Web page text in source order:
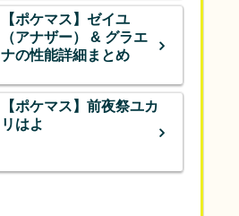
【ポケマス】ゼイユ
（アナザー） & グラエ
ナの性能詳細まとめ
【ポケマス】前夜祭ユカ
リはよ